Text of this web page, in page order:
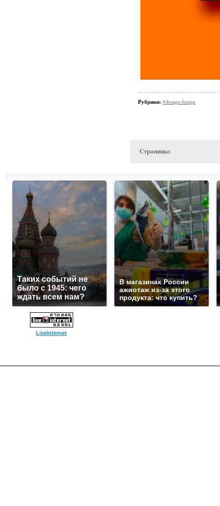
Рубрики: #design-huign
Страницы:
Таких событий не
было с 1945: чего
ждать всем нам?
В магазинах России
ажиотаж из-за этого
продукта: что купить?
LiveInternet